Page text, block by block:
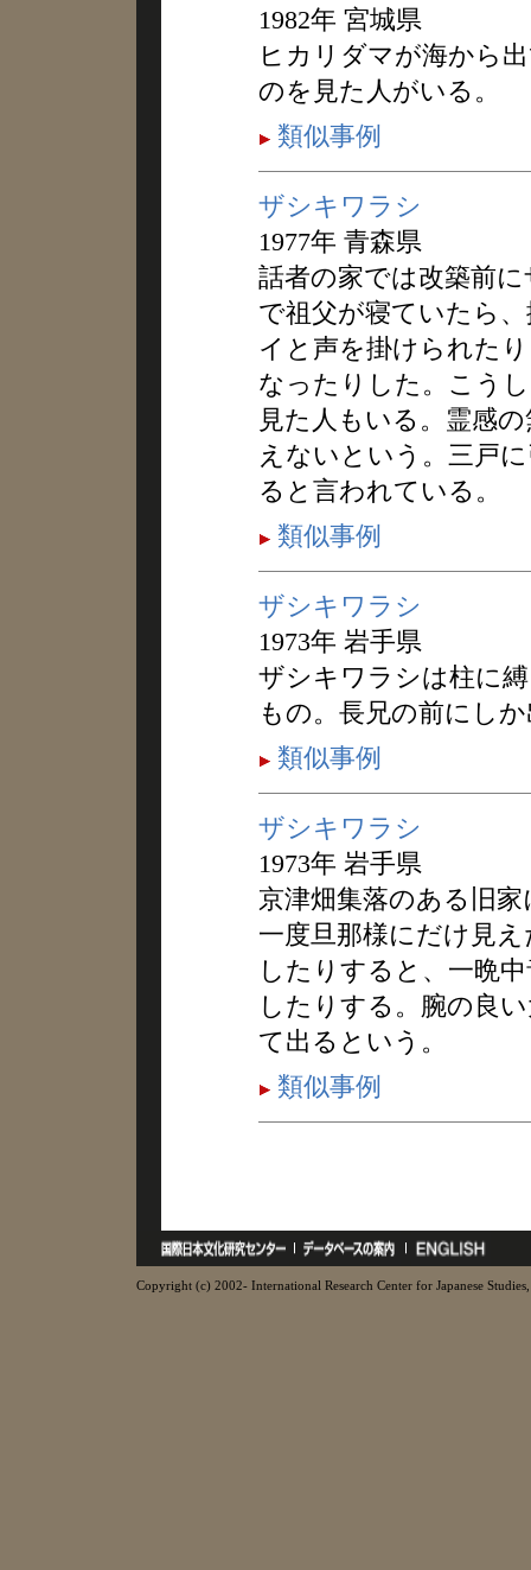
1982年 宮城県
ヒカリダマが海から
のを見た人がいる。
類似事例
ザシキワラシ
1977年 青森県
話者の家では改築前
で祖父が寝ていたら
イと声を掛けられた
なったりした。こう
見た人もいる。霊感
えないという。三戸
ると言われている。
類似事例
ザシキワラシ
1973年 岩手県
ザシキワラシは柱に
もの。長兄の前にし
類似事例
ザシキワラシ
1973年 岩手県
京津畑集落のある旧
一度旦那様にだけ見
したりすると、一晩
したりする。腕の良
て出るという。
類似事例
Copyright (c) 2002- International Research Center for Japanese